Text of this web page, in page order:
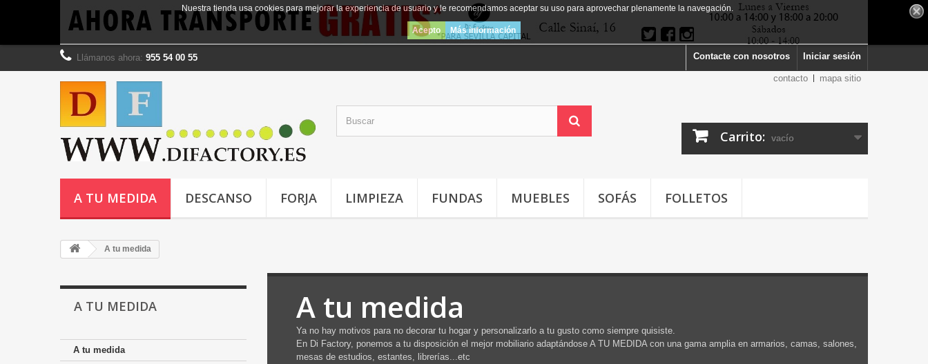
Iniciar sesión
Contacte con nosotros
Llámanos ahora: 955 54 00 55
contacto
mapa sitio
Nuestra tienda usa cookies para mejorar la experiencia de usuario y le recomendamos aceptar su uso para aprovechar plenamente la navegación.
Acepto Más información
Carrito: vacío
A TU MEDIDA DESCANSO FORJA LIMPIEZA FUNDAS MUEBLES SOFÁS FOLLETOS
A tu medida
A TU MEDIDA
A tu medida
A tu medida
Ya no hay motivos para no decorar tu hogar y personalizarlo a tu gusto como siempre quisiste.
En Di Factory, ponemos a tu disposición el mejor mobiliario adaptándose A TU MEDIDA con una gama amplia en armarios, camas, salones,
mesas de estudios, estantes, librerías...etc